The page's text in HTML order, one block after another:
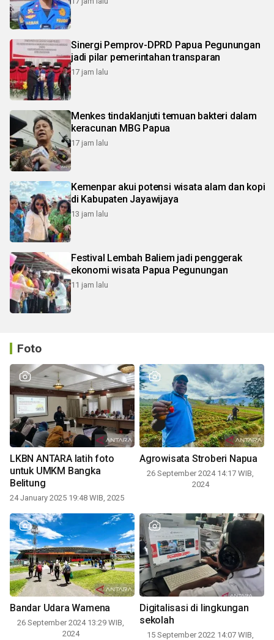
Sinergi Pemprov-DPRD Papua Pegunungan
jadi pilar pemerintahan transparan
17 jam lalu
Menkes tindaklanjuti temuan bakteri dalam
keracunan MBG Papua
17 jam lalu
Kemenpar akui potensi wisata alam dan kopi
di Kabupaten Jayawijaya
13 jam lalu
Festival Lembah Baliem jadi penggerak
ekonomi wisata Papua Pegunungan
11 jam lalu
Foto
LKBN ANTARA latih foto
untuk UMKM Bangka
Belitung
24 January 2025 19:48 WIB, 2025
Agrowisata Stroberi Napua
26 September 2024 14:17 WIB,
2024
Bandar Udara Wamena
26 September 2024 13:29 WIB,
2024
Digitalisasi di lingkungan
sekolah
15 September 2022 14:07 WIB,